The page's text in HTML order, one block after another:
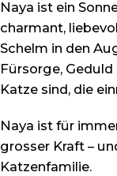
Naya ist ein
charmant,
Schelm in den
Fürsorge,
Katze sind, die
Naya ist für
grosser Kraft –
Katzenfamilie.